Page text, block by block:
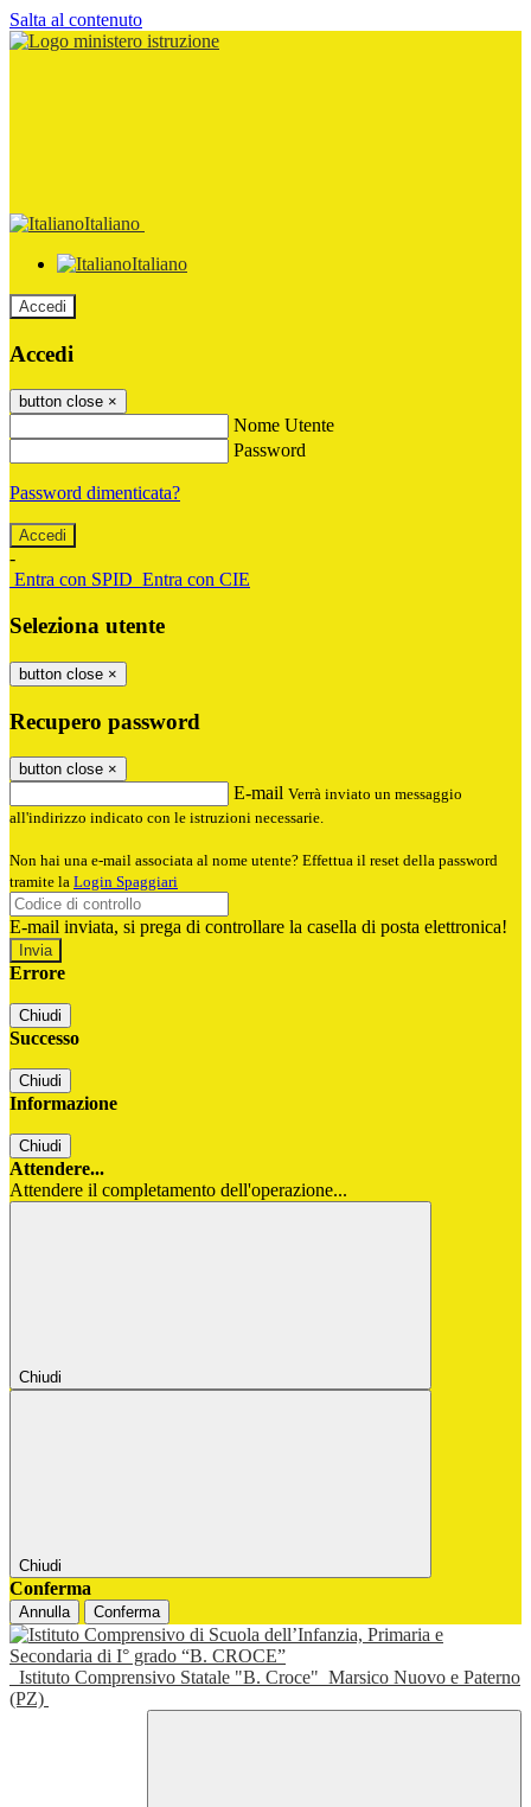
Salta al contenuto
Italiano
Italiano
Accedi
Accedi
button close ×
Nome Utente
Password
Password dimenticata?
-
Entra con SPID Entra con CIE
Seleziona utente
button close ×
Recupero password
button close ×
E-mail Verrà inviato un messaggio
all'indirizzo indicato con le istruzioni necessarie.
Non hai una e-mail associata al nome utente? Effettua il reset della password
tramite la Login Spaggiari
E-mail inviata, si prega di controllare la casella di posta elettronica!
Errore
Chiudi
Successo
Chiudi
Informazione
Chiudi
Attendere...
Attendere il completamento dell'operazione...
Chiudi
Chiudi
Conferma
Annulla Conferma
Istituto Comprensivo Statale "B. Croce" Marsico Nuovo e Paterno
(PZ)